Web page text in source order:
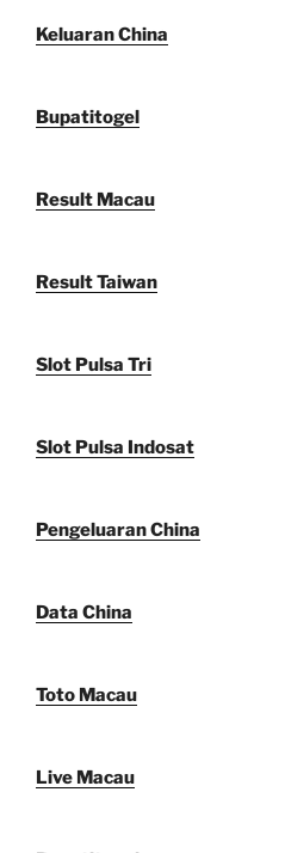
Keluaran China
Bupatitogel
Result Macau
Result Taiwan
Slot Pulsa Tri
Slot Pulsa Indosat
Pengeluaran China
Data China
Toto Macau
Live Macau